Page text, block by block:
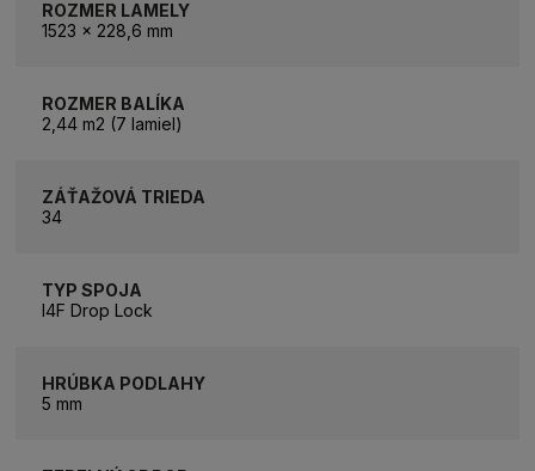
ROZMER LAMELY
1523 x 228,6 mm
ROZMER BALÍKA
2,44 m2 (7 lamiel)
ZÁŤAŽOVÁ TRIEDA
34
TYP SPOJA
I4F Drop Lock
HRÚBKA PODLAHY
5 mm